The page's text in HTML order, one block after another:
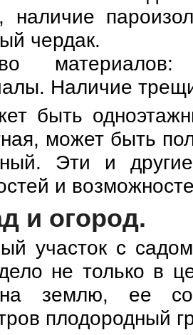
наличие
чердак.
Наличие
быть
может быть
Эти и
и
и огород.
участок с
не только в
землю, ее
плодородный